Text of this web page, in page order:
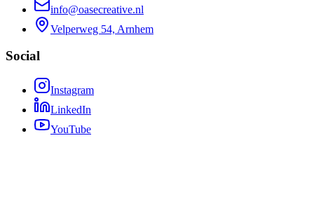
info@oasecreative.nl
Velperweg 54, Arnhem
Social
Instagram
LinkedIn
YouTube